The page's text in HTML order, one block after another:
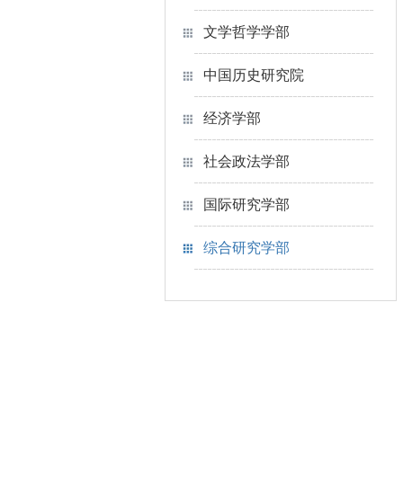
文学哲学学部
中国历史研究院
经济学部
社会政法学部
国际研究学部
综合研究学部